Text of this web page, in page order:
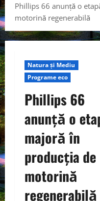
Phillips 66 anunță o
motorină regenerabilă
Natura și Mediu
Programe eco
Phillips 66
anunță o
majoră în
producția de
motorină
regenerabilă